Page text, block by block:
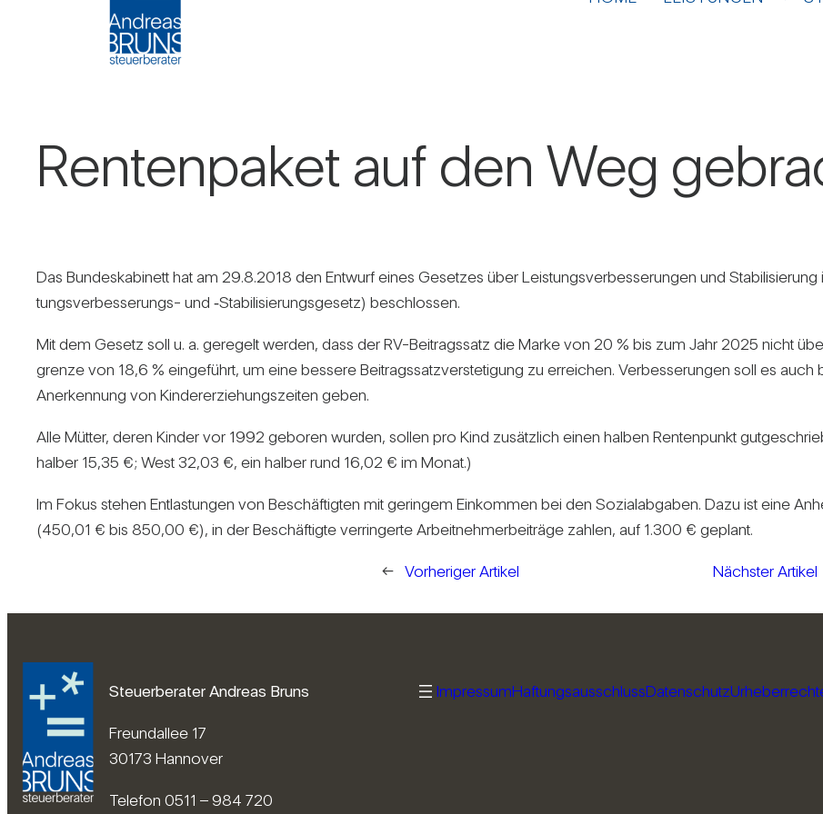
Ren­ten­paket auf den Weg
Das Bun­des­ka­bi­nett hat am 29.8.2018 den Ent­wurf eines Gesetzes über Leis­tungs­ver­bes­se­rungen und
tungs­ver­bes­se­rungs- und ‑Sta­bi­li­sie­rungs­ge­setz) beschlossen.
Mit dem Gesetz soll u. a. gere­gelt werden, dass der RV-Bei­trags­satz die Marke von 20 % bis zum Jahr 2025 nicht
grenze von 18,6 % ein­ge­führt, um eine bes­sere Bei­trags­satz­ver­ste­ti­gung zu errei­chen. Ver­bes­se­rungen soll es
Aner­ken­nung von Kin­der­er­zie­hungs­zeiten geben.
Alle Mütter, deren Kinder vor 1992 geboren wurden, sollen pro Kind zusätz­lich einen halben Ren­ten­punkt
halber 15,35 €; West 32,03 €, ein halber rund 16,02 € im Monat.)
Im Fokus stehen Ent­las­tungen von Beschäf­tigten mit geringem Ein­kommen bei den Sozi­al­ab­gaben. Dazu ist eine
(450,01 € bis 850,00 €), in der Beschäf­tigte ver­rin­gerte Arbeit­neh­mer­bei­träge zahlen, auf 1.300 € geplant.
← Vorheriger Artikel Nächster Artikel
Steuerberater Andreas Bruns
Freundallee 17
30173 Hannover
Telefon 0511 – 984 720
ImpressumHaftungsausschlussDatenschutz